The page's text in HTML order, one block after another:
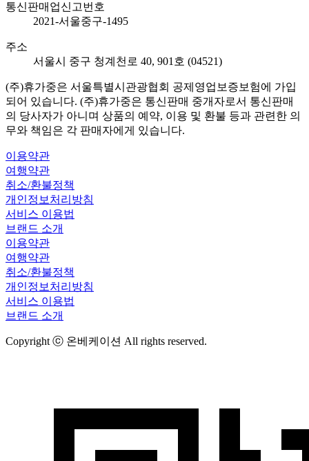
통신판매업신고번호
2021-서울중구-1495
주소
서울시 중구 청계천로 40, 901호 (04521)
(주)휴가중은 서울특별시관광협회 공제영업보증보험에 가입
되어 있습니다. (주)휴가중은 통신판매 중개자로서 통신판매
의 당사자가 아니며 상품의 예약, 이용 및 환불 등과 관련한 의
무와 책임은 각 판매자에게 있습니다.
이용약관
여행약관
취소/환불정책
개인정보처리방침
서비스 이용법
브랜드 소개
이용약관
여행약관
취소/환불정책
개인정보처리방침
서비스 이용법
브랜드 소개
Copyright ⓒ 온베케이션 All rights reserved.